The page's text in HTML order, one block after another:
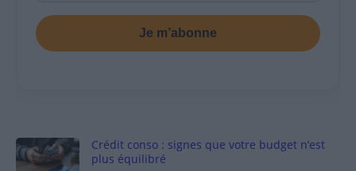
Je m’abonne
Crédit conso : signes que votre budget n’est
plus équilibré